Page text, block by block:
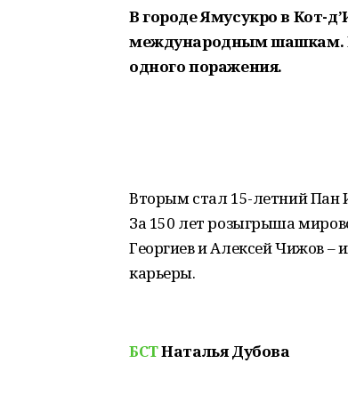
В городе Ямусукро в Кот-
международным шашкам.
одного поражения.
Вторым стал 15-летний Пан
За 150 лет розыгрыша
Георгиев и Алексей Чижов –
карьеры.
БСТНаталья Дубова